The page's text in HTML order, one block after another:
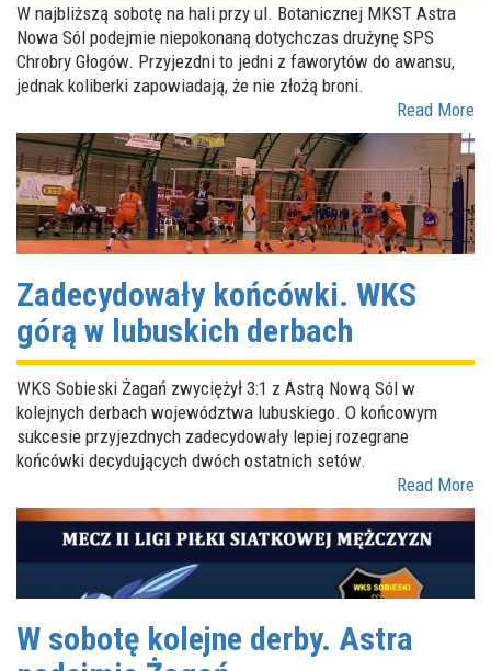
W najbliższą sobotę na hali przy ul. Botanicznej MKST Astra
Nowa Sól podejmie niepokonaną dotychczas drużynę SPS
Chrobry Głogów. Przyjezdni to jedni z faworytów do awansu,
jednak koliberki zapowiadają, że nie złożą broni.
Read More
Zadecydowały końcówki. WKS
górą w lubuskich derbach
WKS Sobieski Żagań zwyciężył 3:1 z Astrą Nową Sól w
kolejnych derbach województwa lubuskiego. O końcowym
sukcesie przyjezdnych zadecydowały lepiej rozegrane
końcówki decydujących dwóch ostatnich setów.
Read More
W sobotę kolejne derby. Astra